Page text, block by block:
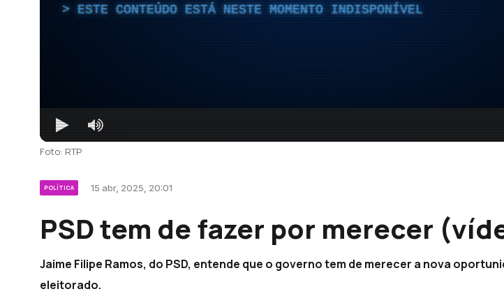
ESTE CONTEÚDO ESTÁ NESTE MOMENTO INDISPONÍVEL
Foto: RTP
POLÍTICA 15 abr, 2025, 20:01
PSD tem de fazer por merecer
Jaime Filipe Ramos, do PSD, entende que o governo tem de merecer a nova
eleitorado.